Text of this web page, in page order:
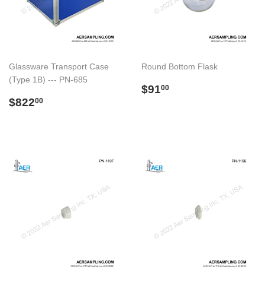
Glassware Transport Case
(Type 1B) --- PN-685
Preço
$82200
Round Bottom Flask
Preço
$9100